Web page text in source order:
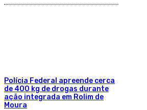
Polícia Federal apreende cerca
de 400 kg de drogas durante
ação integrada em Rolim de
Moura